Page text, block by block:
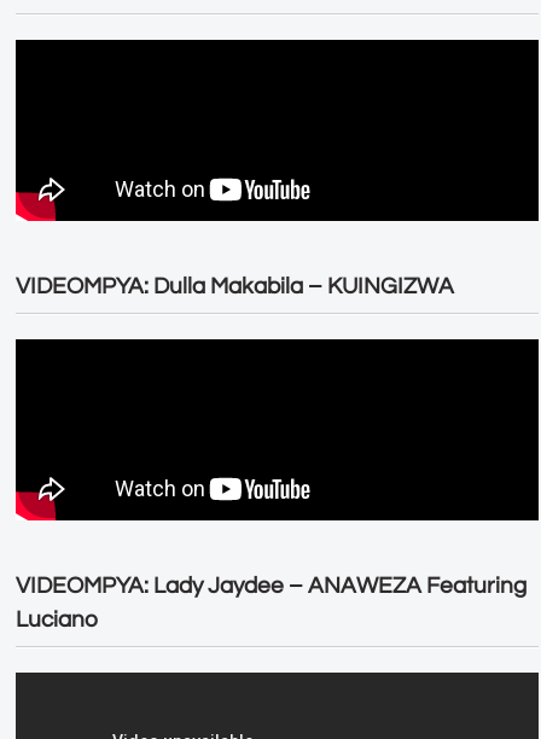
VIDEOMPYA: Dulla Makabila – KUINGIZWA
VIDEOMPYA: Lady Jaydee – ANAWEZA Featuring
Luciano